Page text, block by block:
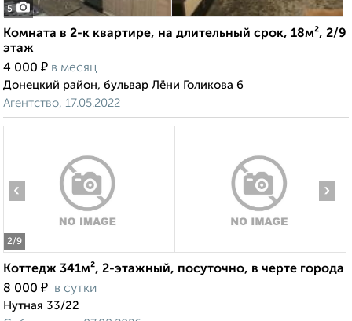
5
Комната в 2-к квартире, на длительный срок, 18м², 2/9
этаж
4 000 ₽ в месяц
Донецкий район, бульвар Лёни Голикова 6
Агентство, 17.05.2022
2/9
‹ ›
Коттедж 341м², 2-этажный, посуточно, в черте города
8 000 ₽ в сутки
Нутная 33/22